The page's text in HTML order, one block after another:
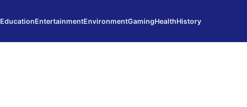
EducationEntertainmentEnvironmentGamingHealthHistory